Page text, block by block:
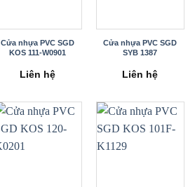
Cửa nhựa PVC SGD
KOS 111-W0901
Liên hệ
Cửa nhựa PVC SGD
SYB 1387
Liên hệ